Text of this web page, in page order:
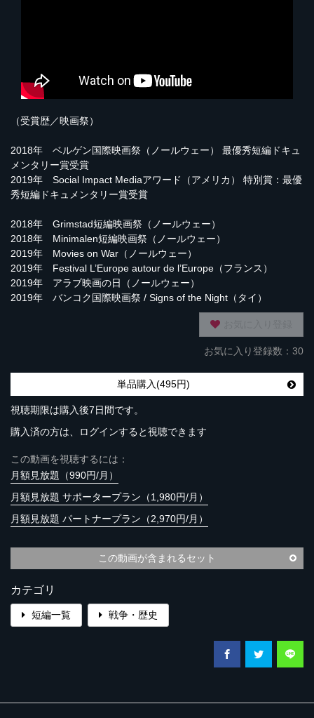
（受賞歴／映画祭）
2018年 ベルゲン国際映画祭（ノールウェー） 最優秀短編ドキュ
メンタリー賞受賞
2019年 Social Impact Mediaアワード（アメリカ） 特別賞：最優
秀短編ドキュメンタリー賞受賞
2018年 Grimstad短編映画祭（ノールウェー）
2018年 Minimalen短編映画祭（ノールウェー）
2019年 Movies on War（ノールウェー）
2019年 Festival L’Europe autour de l’Europe（フランス）
2019年 アラブ映画の日（ノールウェー）
2019年 バンコク国際映画祭 / Signs of the Night（タイ）
お気に入り登録数：30
単品購入(495円)
視聴期限は購入後7日間です。
購入済の方は、ログインすると視聴できます
この動画を視聴するには：
月額見放題（990円/月）
月額見放題 サポータープラン（1,980円/月）
月額見放題 パートナープラン（2,970円/月）
この動画が含まれるセット
カテゴリ
短編一覧 戦争・歴史